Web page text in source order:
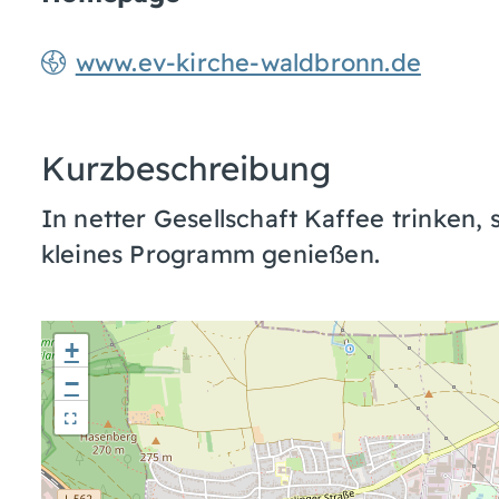
www.ev-kirche-waldbronn.de
Kurzbeschreibung
In netter Gesellschaft Kaffee trinken,
kleines Programm genießen.
+
−